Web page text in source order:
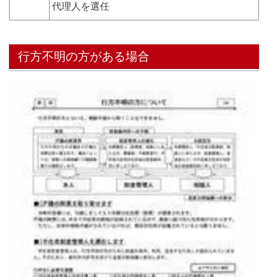
代理人を選任
行方不明の方がある場合